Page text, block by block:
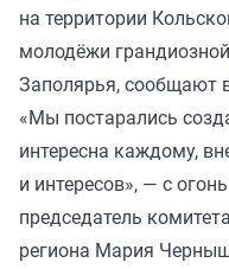
на территории
молодёжи
Заполярья, сообщают
«Мы постарались
интересна каждому,
и интересов», — с
председатель
региона Мария